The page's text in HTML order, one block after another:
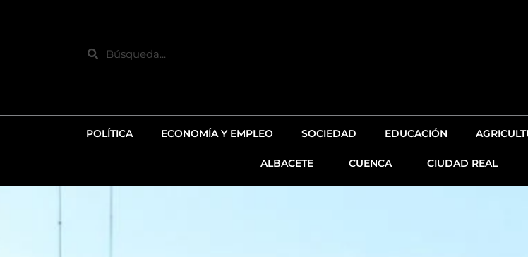
Search
POLÍTICA ECONOMÍA Y EMPLEO SOCIEDAD EDUCACIÓN
ALBACETE CUENCA CIUDAD REAL